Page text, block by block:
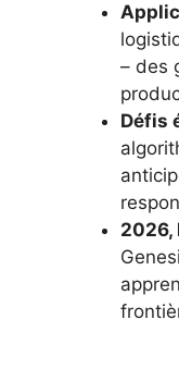
– des
Défis
2026,